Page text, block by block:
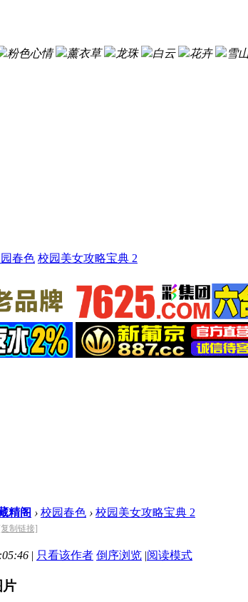
粉色心情 薰衣草 龙珠 白云 花卉
雪
春色 校园美女攻略宝典 2
精阁 › 校园春色 › 校园美女攻略宝典 2
[复制链接]
| 只看该作者 倒序浏览 |阅读模式
片